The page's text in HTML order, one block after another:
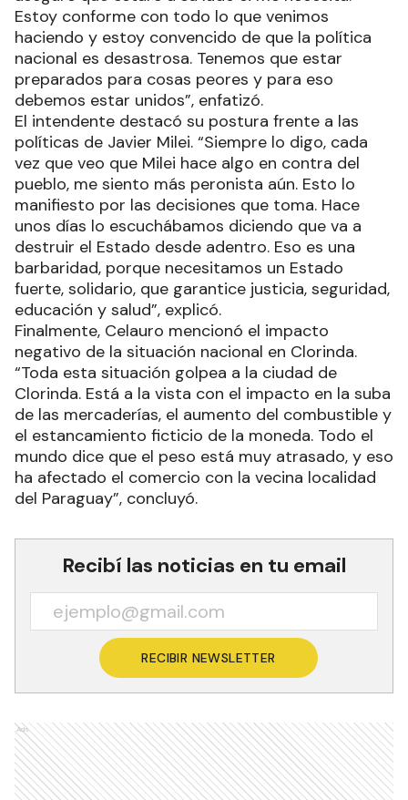
Estoy conforme con todo lo que venimos
haciendo y estoy convencido de que la política
nacional es desastrosa. Tenemos que estar
preparados para cosas peores y para eso
debemos estar unidos”, enfatizó.
El intendente destacó su postura frente a las
políticas de Javier Milei. “Siempre lo digo, cada
vez que veo que Milei hace algo en contra del
pueblo, me siento más peronista aún. Esto lo
manifiesto por las decisiones que toma. Hace
unos días lo escuchábamos diciendo que va a
destruir el Estado desde adentro. Eso es una
barbaridad, porque necesitamos un Estado
fuerte, solidario, que garantice justicia, seguridad,
educación y salud”, explicó.
Finalmente, Celauro mencionó el impacto
negativo de la situación nacional en Clorinda.
“Toda esta situación golpea a la ciudad de
Clorinda. Está a la vista con el impacto en la suba
de las mercaderías, el aumento del combustible y
el estancamiento ficticio de la moneda. Todo el
mundo dice que el peso está muy atrasado, y eso
ha afectado el comercio con la vecina localidad
del Paraguay”, concluyó.
Recibí las noticias en tu email
RECIBIR NEWSLETTER
Ads